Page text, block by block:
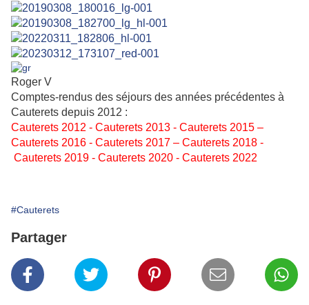
Roger V
Comptes-rendus des séjours des années précédentes à
Cauterets depuis 2012 :
Cauterets 2012 - Cauterets 2013 - Cauterets 2015 –
Cauterets 2016 - Cauterets 2017 – Cauterets 2018 -
Cauterets 2019 - Cauterets 2020 - Cauterets 2022
#Cauterets
Partager